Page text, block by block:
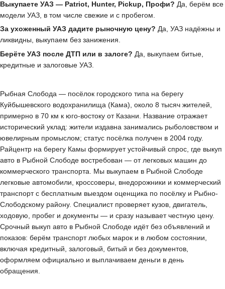
Выкупаете УАЗ — Patriot, Hunter, Pickup, Профи? Да, берём все
модели УАЗ, в том числе свежие и с пробегом.
За ухоженный УАЗ дадите рыночную цену? Да, УАЗ надёжны и
ликвидны, выкупаем без занижения.
Берёте УАЗ после ДТП или в залоге? Да, выкупаем битые,
кредитные и залоговые УАЗ.
Рыбная Слобода — посёлок городского типа на берегу
Куйбышевского водохранилища (Кама), около 8 тысяч жителей,
примерно в 70 км к юго-востоку от Казани. Название отражает
исторический уклад: жители издавна занимались рыболовством и
ювелирным промыслом; статус посёлка получен в 2004 году.
Райцентр на берегу Камы формирует устойчивый спрос, где выкуп
авто в Рыбной Слободе востребован — от легковых машин до
коммерческого транспорта. Мы выкупаем в Рыбной Слободе
легковые автомобили, кроссоверы, внедорожники и коммерческий
транспорт с бесплатным выездом оценщика по посёлку и Рыбно-
Слободскому району. Специалист проверяет кузов, двигатель,
ходовую, пробег и документы — и сразу называет честную цену.
Срочный выкуп авто в Рыбной Слободе идёт без объявлений и
показов: берём транспорт любых марок и в любом состоянии,
включая кредитный, залоговый, битый и без документов,
оформляем официально и выплачиваем деньги в день
обращения.